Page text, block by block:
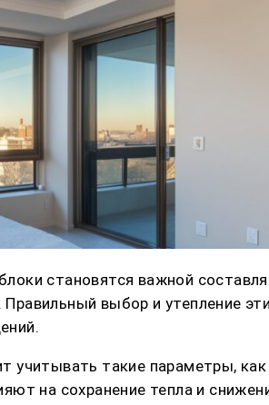
становятся важной
выбор и утепление
учитывать такие параметры,
на сохранение тепла и